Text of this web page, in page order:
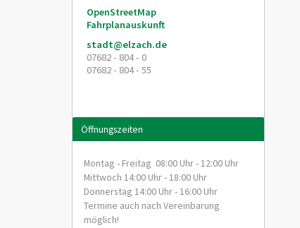
OpenStreetMap
Fahrplanauskunft
stadt@elzach.de
07682 - 804 - 0
07682 - 804 - 55
Öffnungszeiten
Montag - Freitag 08:00 Uhr - 12:00 Uhr
Mittwoch 14:00 Uhr - 18:00 Uhr
Donnerstag 14:00 Uhr - 16:00 Uhr
Termine auch nach Vereinbarung
möglich!